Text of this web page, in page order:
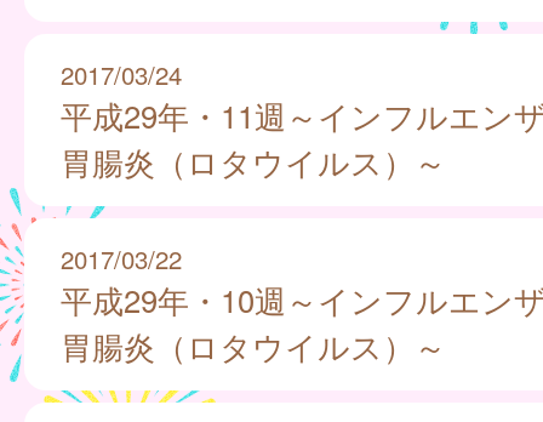
2017/03/24
平成29年・11週～インフルエン
胃腸炎（ロタウイルス）～
2017/03/22
平成29年・10週～インフルエン
胃腸炎（ロタウイルス）～